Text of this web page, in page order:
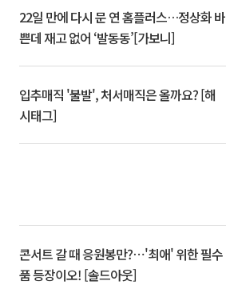
22일 만에 다시 문 연 홈플러스…정상화 바
쁜데 재고 없어 ‘발동동’[가보니]
입추매직 '불발', 처서매직은 올까요? [해
시태그]
콘서트 갈 때 응원봉만?⋯'최애' 위한 필수
품 등장이오! [솔드아웃]